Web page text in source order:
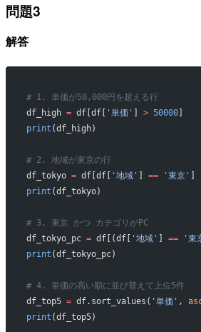
問題3
解答
# 1. 単価が50,000円を超える行
df_high = df[df[ '単価' > 50000]
print (df_high)
# 2. 地域が東京の行
df_tokyo = df[df[ '地域' == '東京'
print (df_tokyo)
# 3. 東京 かつ カテゴリがPC
df_tokyo_pc = df[(df[ '地域' == '東
print (df_tokyo_pc)
# 4. 単価の高い順に並び替えて上位5件
df_top5 = df.sort_values( '単価' ,
print (df_top5)